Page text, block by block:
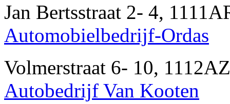
Jan Bertsstraat 2- 4,
Automobielbedrijf-Ordas
Volmerstraat 6- 10,
Autobedrijf Van Kooten